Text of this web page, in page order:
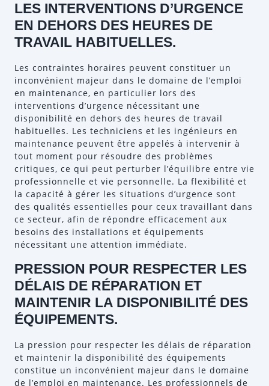
LES INTERVENTIONS D’URGENCE
EN DEHORS DES HEURES DE
TRAVAIL HABITUELLES.
Les contraintes horaires peuvent constituer un
inconvénient majeur dans le domaine de l’emploi
en maintenance, en particulier lors des
interventions d’urgence nécessitant une
disponibilité en dehors des heures de travail
habituelles. Les techniciens et les ingénieurs en
maintenance peuvent être appelés à intervenir à
tout moment pour résoudre des problèmes
critiques, ce qui peut perturber l’équilibre entre vie
professionnelle et vie personnelle. La flexibilité et
la capacité à gérer les situations d’urgence sont
des qualités essentielles pour ceux travaillant dans
ce secteur, afin de répondre efficacement aux
besoins des installations et équipements
nécessitant une attention immédiate.
PRESSION POUR RESPECTER LES
DÉLAIS DE RÉPARATION ET
MAINTENIR LA DISPONIBILITÉ DES
ÉQUIPEMENTS.
La pression pour respecter les délais de réparation
et maintenir la disponibilité des équipements
constitue un inconvénient majeur dans le domaine
de l’emploi en maintenance. Les professionnels de